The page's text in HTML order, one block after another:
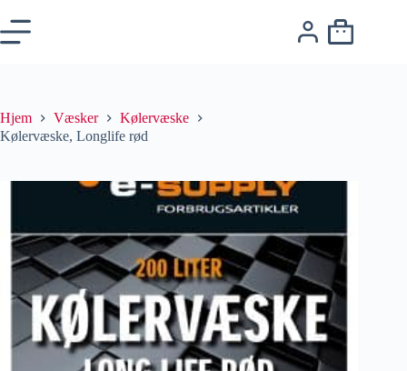
Hjem Væsker
Kølervæske
Kølervæske, Longlife rød